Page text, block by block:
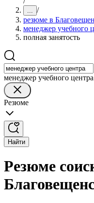
... /
резюме в
менеджер учебного
полная занятость
менеджер учебного центра
Резюме
Найти
Резюме